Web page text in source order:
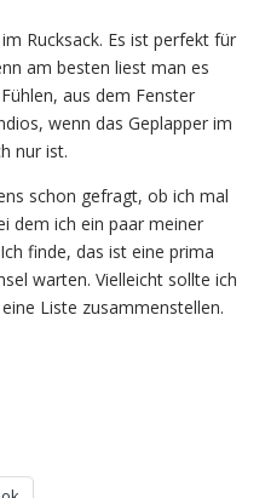
Rucksack. Es ist perfekt für
am besten liest man es
aus dem Fenster
wenn das Geplapper im
nur ist.
schon gefragt, ob ich mal
dem ich ein paar meiner
finde, das ist eine prima
warten. Vielleicht sollte ich
Liste zusammenstellen.